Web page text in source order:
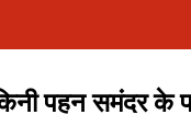
पहन समंदर के